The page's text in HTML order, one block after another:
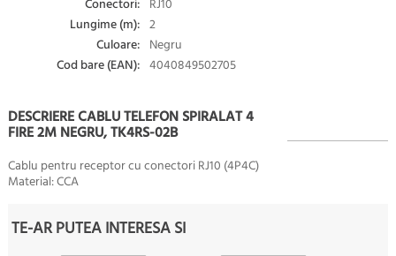
Conectori: RJ10
Lungime (m): 2
Culoare: Negru
Cod bare (EAN): 4040849502705
DESCRIERE CABLU TELEFON SPIRALAT 4
FIRE 2M NEGRU, TK4RS-02B
Cablu pentru receptor cu conectori RJ10 (4P4C)
Material: CCA
TE-AR PUTEA INTERESA SI